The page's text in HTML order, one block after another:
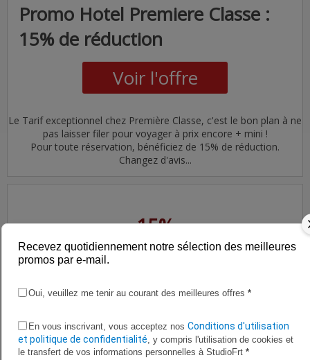
Promo Hotel Premiere Classe :
15% de réduction
Voir l'offre
Le Tarif exceptionnel chez Première Classe, c'est le bon plan à ne
pas laisser filer pour voyager à prix encore + mini !
Pour toute réservation, bénéficiez de 15% de réduction.
Changez d'avis...
15%
DE REMISE
Promo Vérifiée
Offre Evasion Première Classe
Recevez quotidiennement notre sélection des meilleures
promos par e-mail.
Oui, veuillez me tenir au courant des meilleures offres *
En vous inscrivant, vous acceptez nos Conditions d'utilisation
et politique de confidentialité , y compris l'utilisation de cookies et
le transfert de vos informations personnelles à StudioFrt *